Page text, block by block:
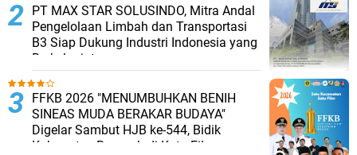
PT MAX STAR SOLUSINDO, Mitra Andal
Pengelolaan Limbah dan Transportasi
B3 Siap Dukung Industri Indonesia yang
Berkelanjutan
FFKB 2026 "MENUMBUHKAN BENIH
SINEAS MUDA BERAKAR BUDAYA"
Digelar Sambut HJB ke-544, Bidik
Kabupaten Bogor Jadi Kota Film